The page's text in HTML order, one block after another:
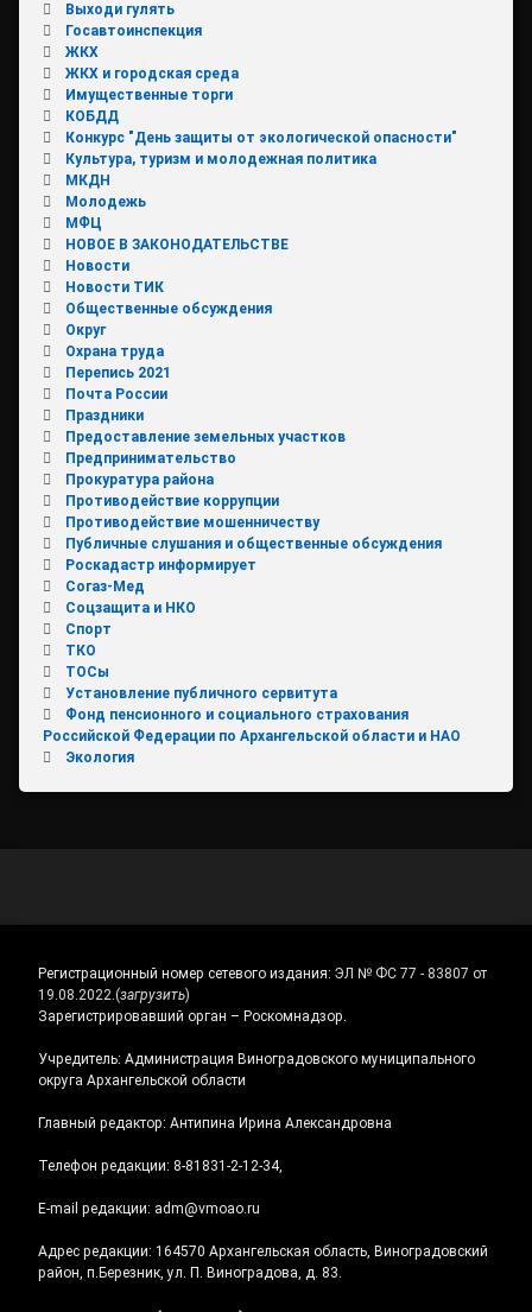
Выходи гулять
Госавтоинспекция
ЖКХ
ЖКХ и городская среда
Имущественные торги
КОБДД
Конкурс "День защиты от экологической опасности"
Культура, туризм и молодежная политика
МКДН
Молодежь
МФЦ
НОВОЕ В ЗАКОНОДАТЕЛЬСТВЕ
Новости
Новости ТИК
Общественные обсуждения
Округ
Охрана труда
Перепись 2021
Почта России
Праздники
Предоставление земельных участков
Предпринимательство
Прокуратура района
Противодействие коррупции
Противодействие мошенничеству
Публичные слушания и общественные обсуждения
Роскадастр информирует
Согаз-Мед
Соцзащита и НКО
Спорт
ТКО
ТОСы
Установление публичного сервитута
Фонд пенсионного и социального страхования
Российской Федерации по Архангельской области и НАО
Экология
Регистрационный номер сетевого издания: ЭЛ № ФС 77 - 83807 от
19.08.2022.(загрузить)
Зарегистрировавший орган – Роскомнадзор.
Учредитель: Администрация Виноградовского муниципального
округа Архангельской области
Главный редактор: Антипина Ирина Александровна
Телефон редакции: 8-81831-2-12-34,
E-mail редакции: adm@vmoao.ru
Адрес редакции: 164570 Архангельская область, Виноградовский
район, п.Березник, ул. П. Виноградова, д. 83.